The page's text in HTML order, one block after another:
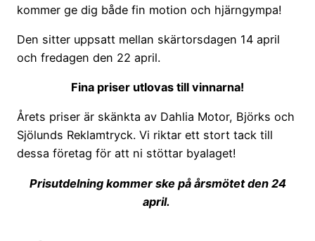
kommer ge dig både fin motion och hjärngympa!
Den sitter uppsatt mellan skärtorsdagen 14 april
och fredagen den 22 april.
Fina priser utlovas till vinnarna!
Årets priser är skänkta av Dahlia Motor, Björks och
Sjölunds Reklamtryck. Vi riktar ett stort tack till
dessa företag för att ni stöttar byalaget!
Prisutdelning kommer ske på årsmötet den 24
april.